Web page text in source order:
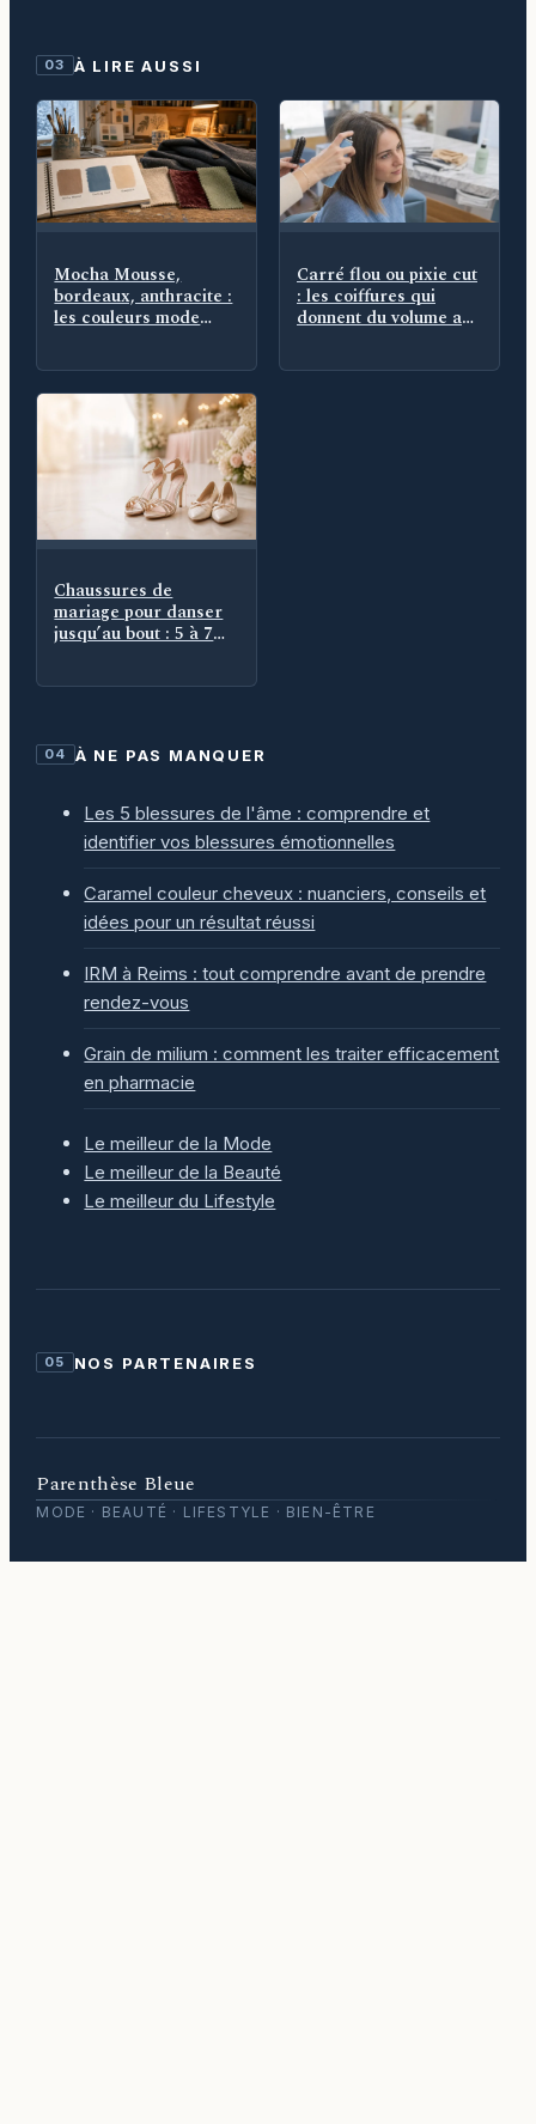
03 À LIRE AUSSI
Mocha Mousse,
bordeaux, anthracite :
les couleurs mode
Carré flou ou pixie cut
: les coiffures qui
donnent du volume aux
Chaussures de
mariage pour danser
jusqu’au bout : 5 à 7
04 À NE PAS MANQUER
Les 5 blessures de l'âme : comprendre et
identifier vos blessures émotionnelles
Caramel couleur cheveux : nuanciers, conseils et
idées pour un résultat réussi
IRM à Reims : tout comprendre avant de prendre
rendez-vous
Grain de milium : comment les traiter efficacement
en pharmacie
Le meilleur de la Mode
Le meilleur de la Beauté
Le meilleur du Lifestyle
05 NOS PARTENAIRES
Parenthèse Bleue
MODE · BEAUTÉ · LIFESTYLE · BIEN-ÊTRE